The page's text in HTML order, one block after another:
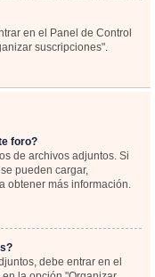
en el Panel de Control
suscripciones".
foro?
de archivos adjuntos. Si
pueden cargar,
obtener más información.
debe entrar en el